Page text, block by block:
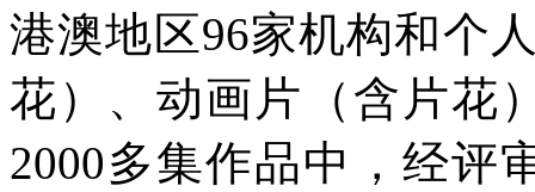
港澳地区96家机构和个
花）、动画片（含片花
2000多集作品中，经评